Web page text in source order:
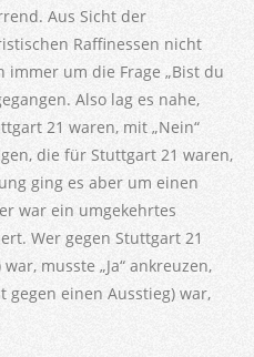
Aus Sicht der
Raffinessen nicht
um die Frage „Bist du
Also lag es nahe,
21 waren, mit „Nein“
die für Stuttgart 21 waren,
ging es aber um einen
war ein umgekehrtes
Wer gegen Stuttgart 21
musste „Ja“ ankreuzen,
einen Ausstieg) war,